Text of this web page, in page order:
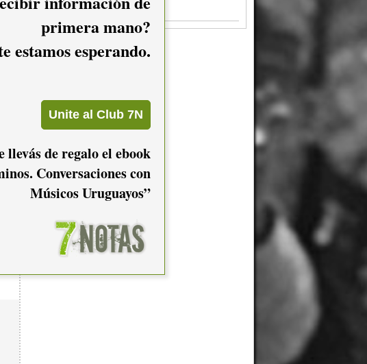
23.00 Hablan por la espalda
primera mano?
estamos esperando.
llevás de regalo el ebook
Conversaciones con
Músicos Uruguayos”